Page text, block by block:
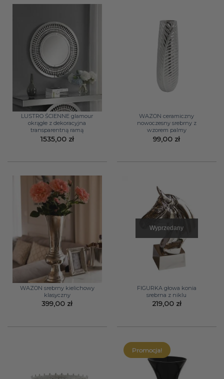
LUSTRO ŚCIENNE glamour
okrągłe z dekoracyjna
transparentną ramą
1535,00 zł
WAZON ceramiczny
nowoczesny srebrny z
wzorem palmy
99,00 zł
WAZON srebrny kielichowy
klasyczny
399,00 zł
Wyprzedany
FIGURKA głowa konia
srebrna z niklu
219,00 zł
Promocja!